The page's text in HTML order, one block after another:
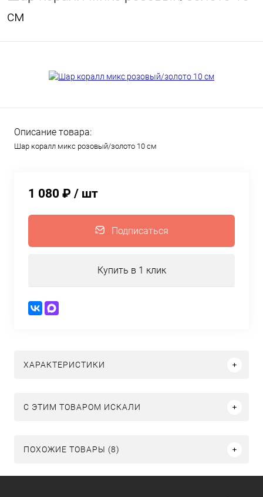
см
Описание товара:
Шар коралл микс розовый/золото 10 см
1 080 ₽ / шт
Подписаться
Купить в 1 клик
ХАРАКТЕРИСТИКИ
C ЭТИМ ТОВАРОМ ИСКАЛИ
ПОХОЖИЕ ТОВАРЫ (8)